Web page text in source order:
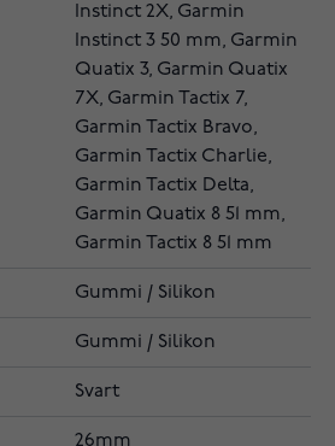
Instinct 2X, Garmin
Instinct 3 50 mm, Garmin
Quatix 3, Garmin Quatix
7X, Garmin Tactix 7,
Garmin Tactix Bravo,
Garmin Tactix Charlie,
Garmin Tactix Delta,
Garmin Quatix 8 51 mm,
Garmin Tactix 8 51 mm
Gummi / Silikon
Gummi / Silikon
Svart
26mm